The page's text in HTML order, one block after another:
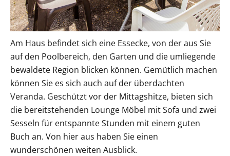
Am Haus befindet sich eine Essecke, von der aus Sie
auf den Poolbereich, den Garten und die umliegende
bewaldete Region blicken können. Gemütlich machen
können Sie es sich auch auf der überdachten
Veranda. Geschützt vor der Mittagshitze, bieten sich
die bereitstehenden Lounge Möbel mit Sofa und zwei
Sesseln für entspannte Stunden mit einem guten
Buch an. Von hier aus haben Sie einen
wunderschönen weiten Ausblick.